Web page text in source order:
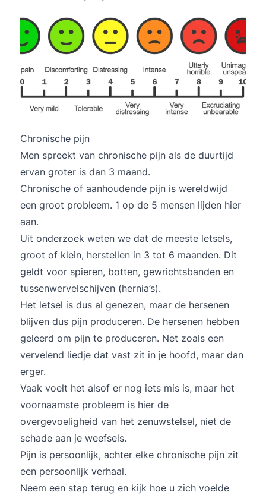
Chronische pijn
Men spreekt van chronische pijn als de duurtijd
ervan groter is dan 3 maand.
Chronische of aanhoudende pijn is wereldwijd
een groot probleem. 1 op de 5 mensen lijden hier
aan.
Uit onderzoek weten we dat de meeste letsels,
groot of klein, herstellen in 3 tot 6 maanden. Dit
geldt voor spieren, botten, gewrichtsbanden en
tussenwervelschijven (hernia’s).
Het letsel is dus al genezen, maar de hersenen
blijven dus pijn produceren. De hersenen hebben
geleerd om pijn te produceren. Net zoals een
vervelend liedje dat vast zit in je hoofd, maar dan
erger.
Vaak voelt het alsof er nog iets mis is, maar het
voornaamste probleem is hier de
overgevoeligheid van het zenuwstelsel, niet de
schade aan je weefsels.
Pijn is persoonlijk, achter elke chronische pijn zit
een persoonlijk verhaal.
Neem een stap terug en kijk hoe u zich voelde